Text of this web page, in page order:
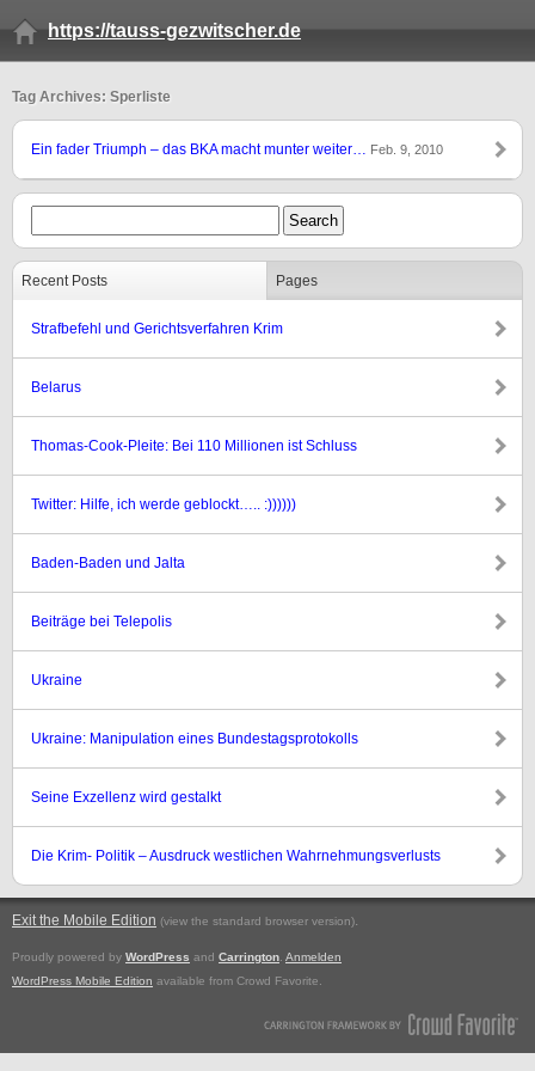
https://tauss-gezwitscher.de
Tag Archives: Sperliste
Ein fader Triumph – das BKA macht munter weiter… Feb. 9, 2010
Recent Posts Pages
Strafbefehl und Gerichtsverfahren Krim
Belarus
Thomas-Cook-Pleite: Bei 110 Millionen ist Schluss
Twitter: Hilfe, ich werde geblockt….. :))))))
Baden-Baden und Jalta
Beiträge bei Telepolis
Ukraine
Ukraine: Manipulation eines Bundestagsprotokolls
Seine Exzellenz wird gestalkt
Die Krim- Politik – Ausdruck westlichen Wahrnehmungsverlusts
Exit the Mobile Edition (view the standard browser version).
Proudly powered by WordPress and Carrington Anmelden
WordPress Mobile Edition available from Crowd Favorite.